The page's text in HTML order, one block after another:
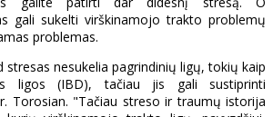
gali sukelti virškinamojo trakto problemų
problemas.
stresas nesukelia pagrindinių ligų, tokių kaip
ligos (IBD), tačiau jis gali sustiprinti
Torosian. "Tačiau streso ir traumų istorija